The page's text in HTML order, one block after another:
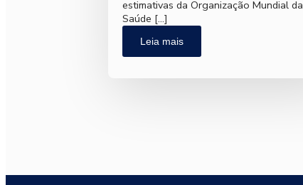
estimativas da Organização Mundial da
Saúde […]
Leia mais